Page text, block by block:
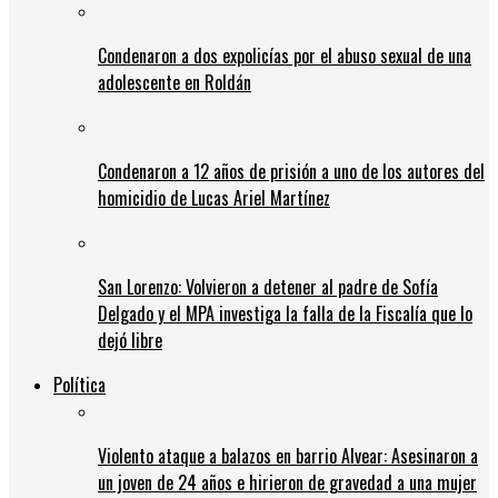
Condenaron a dos expolicías por el abuso sexual de una
adolescente en Roldán
Condenaron a 12 años de prisión a uno de los autores del
homicidio de Lucas Ariel Martínez
San Lorenzo: Volvieron a detener al padre de Sofía
Delgado y el MPA investiga la falla de la Fiscalía que lo
dejó libre
Política
Violento ataque a balazos en barrio Alvear: Asesinaron a
un joven de 24 años e hirieron de gravedad a una mujer